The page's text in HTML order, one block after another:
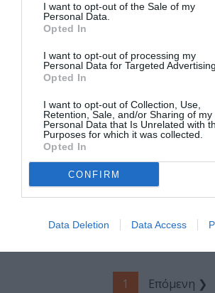
I want to opt-out of the Sale of my
Personal Data.
Opted In
I want to opt-out of processing my
Personal Data for Targeted Advertising.
Opted In
I want to opt-out of Collection, Use,
Retention, Sale, and/or Sharing of my
Personal Data that Is Unrelated with
Purposes for which it was collected.
Opted In
CONFIRM
Data Deletion Data Access
ΜΟΥΣΙΚΗ / ΜΟΥΣΙΚΑ ΝΕΑ
Madrugada – The
World Could Be
Falling Down:
Νέο τραγούδι
από τους
Νορβηγούς της
καρδιάς μας
1 Επόμενη ❯